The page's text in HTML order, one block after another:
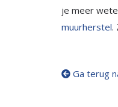
je meer
muurherstel.
Ga terug